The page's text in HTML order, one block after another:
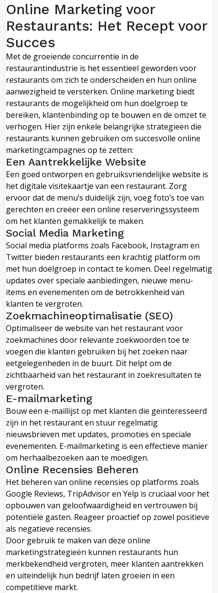
Online Marketing voor
Restaurants: Het Recept voor
Succes
Met de groeiende concurrentie in de
restaurantindustrie is het essentieel geworden voor
restaurants om zich te onderscheiden en hun online
aanwezigheid te versterken. Online marketing biedt
restaurants de mogelijkheid om hun doelgroep te
bereiken, klantenbinding op te bouwen en de omzet te
verhogen. Hier zijn enkele belangrijke strategieën die
restaurants kunnen gebruiken om succesvolle online
marketingcampagnes op te zetten:
Een Aantrekkelijke Website
Een goed ontworpen en gebruiksvriendelijke website is
het digitale visitekaartje van een restaurant. Zorg
ervoor dat de menu’s duidelijk zijn, voeg foto’s toe van
gerechten en creëer een online reserveringssysteem
om het klanten gemakkelijk te maken.
Social Media Marketing
Social media platforms zoals Facebook, Instagram en
Twitter bieden restaurants een krachtig platform om
met hun doelgroep in contact te komen. Deel regelmatig
updates over speciale aanbiedingen, nieuwe menu-
items en evenementen om de betrokkenheid van
klanten te vergroten.
Zoekmachineoptimalisatie (SEO)
Optimaliseer de website van het restaurant voor
zoekmachines door relevante zoekwoorden toe te
voegen die klanten gebruiken bij het zoeken naar
eetgelegenheden in de buurt. Dit helpt om de
zichtbaarheid van het restaurant in zoekresultaten te
vergroten.
E-mailmarketing
Bouw een e-maillijst op met klanten die geïnteresseerd
zijn in het restaurant en stuur regelmatig
nieuwsbrieven met updates, promoties en speciale
evenementen. E-mailmarketing is een effectieve manier
om herhaalbezoeken aan te moedigen.
Online Recensies Beheren
Het beheren van online recensies op platforms zoals
Google Reviews, TripAdvisor en Yelp is cruciaal voor het
opbouwen van geloofwaardigheid en vertrouwen bij
potentiële gasten. Reageer proactief op zowel positieve
als negatieve recensies.
Door gebruik te maken van deze online
marketingstrategieën kunnen restaurants hun
merkbekendheid vergroten, meer klanten aantrekken
en uiteindelijk hun bedrijf laten groeien in een
competitieve markt.